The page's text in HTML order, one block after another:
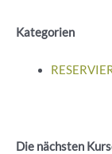
Kategorien
Die nächsten